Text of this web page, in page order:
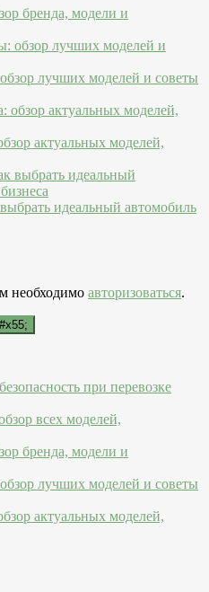
бренда, модели и
лучших моделей и советы
актуальных моделей,
идеальный автомобиль
необходимо авторизоваться.
при перевозке
всех моделей,
бренда, модели и
лучших моделей и советы
актуальных моделей,